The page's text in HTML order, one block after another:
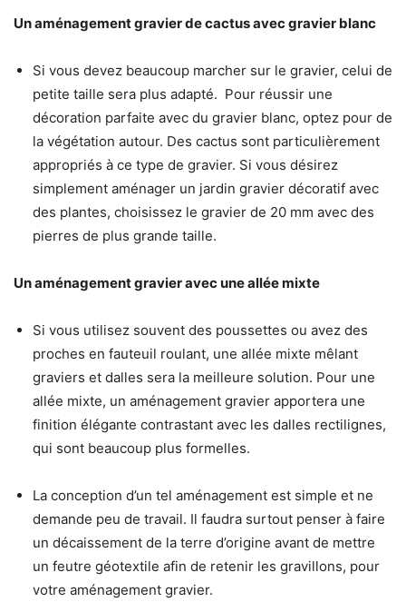
Un aménagement gravier de cactus avec gravier blanc
Si vous devez beaucoup marcher sur le gravier, celui de
petite taille sera plus adapté. Pour réussir une
décoration parfaite avec du gravier blanc, optez pour de
la végétation autour. Des cactus sont particulièrement
appropriés à ce type de gravier. Si vous désirez
simplement aménager un jardin gravier décoratif avec
des plantes, choisissez le gravier de 20 mm avec des
pierres de plus grande taille.
Un aménagement gravier avec une allée mixte
Si vous utilisez souvent des poussettes ou avez des
proches en fauteuil roulant, une allée mixte mêlant
graviers et dalles sera la meilleure solution. Pour une
allée mixte, un aménagement gravier apportera une
finition élégante contrastant avec les dalles rectilignes,
qui sont beaucoup plus formelles.
La conception d’un tel aménagement est simple et ne
demande peu de travail. Il faudra surtout penser à faire
un décaissement de la terre d’origine avant de mettre
un feutre géotextile afin de retenir les gravillons, pour
votre aménagement gravier.